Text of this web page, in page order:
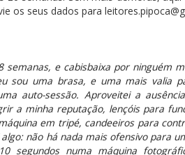
os seus dados para
semanas, e cabisbaixa por ninguém
sou uma brasa, e uma mais valia
auto-sessão. Aproveitei a
a minha reputação, lençóis para
em tripé, candeeiros para
não há nada mais ofensivo para
segundos numa máquina